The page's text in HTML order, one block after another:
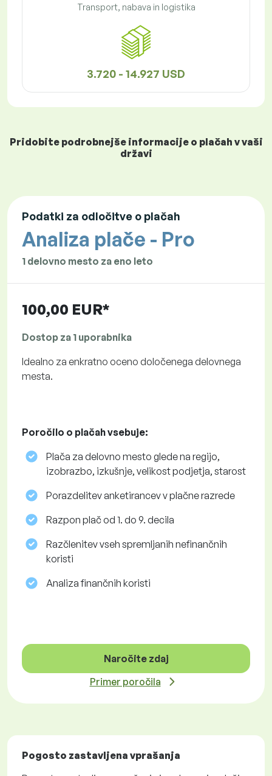
Transport, nabava in logistika
3.720 - 14.927 USD
Pridobite podrobnejše informacije o plačah v vaši
državi
Podatki za odločitve o plačah
Analiza plače - Pro
1 delovno mesto za eno leto
100,00 EUR*
Dostop za 1 uporabnika
Idealno za enkratno oceno določenega delovnega
mesta.
Poročilo o plačah vsebuje:
Plača za delovno mesto glede na regijo,
izobrazbo, izkušnje, velikost podjetja, starost
Porazdelitev anketirancev v plačne razrede
Razpon plač od 1. do 9. decila
Razčlenitev vseh spremljanih nefinančnih
koristi
Analiza finančnih koristi
Naročite zdaj
Primer poročila
Pogosto zastavljena vprašanja